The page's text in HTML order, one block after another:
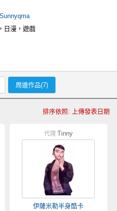
日漫，遊戲
周邊作品(7)
排序依照: 上傳發表日期
代理 Tinny
伊薩米勒半身酷卡